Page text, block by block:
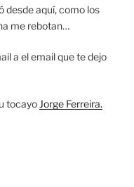
desde aquí, como los
me rebotan…
a el email que te dejo
tocayo Jorge Ferreira.